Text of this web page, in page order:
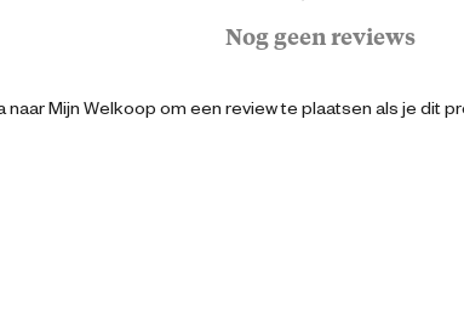
haak kunt bevestigen. Vul de houder metNog geen reviews
naar Mijn Welkoop om een review te plaatsen als je dit